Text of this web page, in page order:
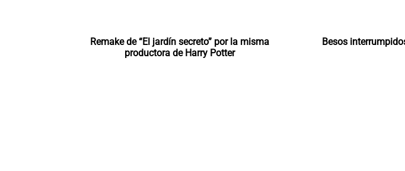
Remake de “El jardín secreto” por la misma
productora de Harry Potter
Besos